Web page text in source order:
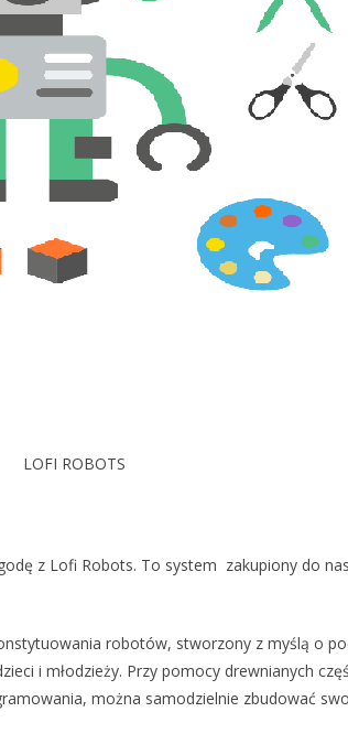
LOFI ROBOTS
z Lofi Robots. To system zakupiony do
robotów, stworzony z myślą o
i młodzieży. Przy pomocy drewnianych
można samodzielnie zbudować